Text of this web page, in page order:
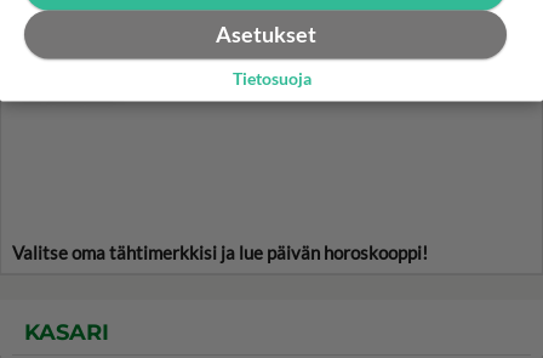
HOROSKOOPPI
Valitse oma tähtimerkkisi ja lue päivän horoskooppi!
KASARI
Asetukset
Tietosuoja